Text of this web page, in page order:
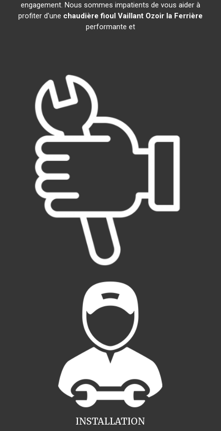
engagement. Nous sommes impatients de vous aider à
profiter d'une chaudière fioul Vaillant Ozoir la Ferrière
performante et
INSTALLATION